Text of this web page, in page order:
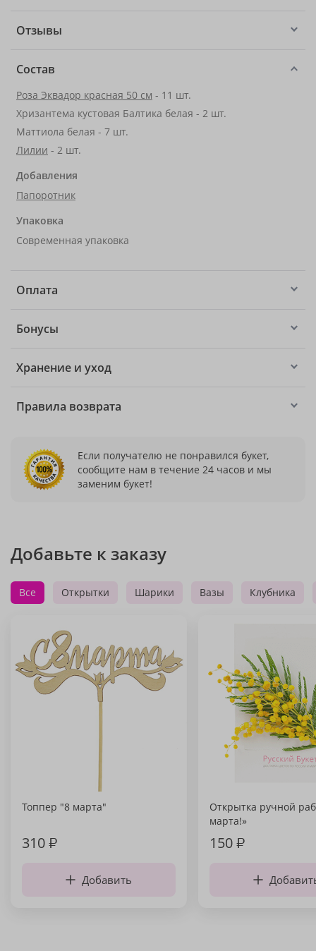
Отзывы
Состав
Роза Эквадор красная 50 см - 11 шт.
Хризантема кустовая Балтика белая - 2 шт.
Маттиола белая - 7 шт.
Лилии - 2 шт.
Добавления
Папоротник
Упаковка
Современная упаковка
Оплата
Бонусы
Хранение и уход
Правила возврата
Если получателю не понравился букет,
сообщите нам в течение 24 часов и мы
заменим букет!
Добавьте к заказу
Все Открытки Шарики Вазы Клубника
Топпер "8 марта"
310₽
Добавить
Открытка ручной
марта!»
150₽